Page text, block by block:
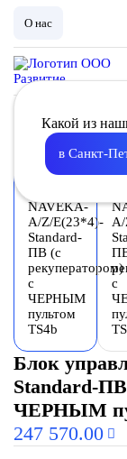
О нас
Какой из
в Санкт-
Блок
Standard-ПВ
ЧЕРНЫМ
247 570.00